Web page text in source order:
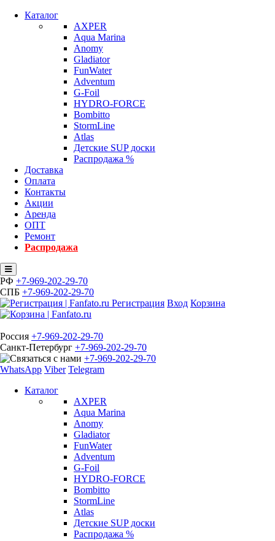
Каталог
AXPER
Aqua Marina
Anomy
Gladiator
FunWater
Adventum
G-Foil
HYDRO-FORCE
Bombitto
StormLine
Atlas
Детские SUP доски
Распродажа %
Доставка
Оплата
Контакты
Акции
Аренда
ОПТ
Ремонт
Распродажа
РФ +7-969-202-29-70
СПБ +7-969-202-29-70
Регистрация Вход Корзина
Россия +7-969-202-29-70
Санкт-Петербург +7-969-202-29-70
+7-969-202-29-70
WhatsApp Viber Telegram
Каталог
AXPER
Aqua Marina
Anomy
Gladiator
FunWater
Adventum
G-Foil
HYDRO-FORCE
Bombitto
StormLine
Atlas
Детские SUP доски
Распродажа %